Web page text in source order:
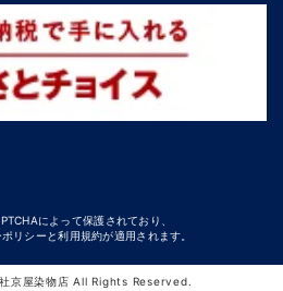
によって保護されており、
リシー と利用規約が適用されます。
京屋染物店 All Rights Reserved.